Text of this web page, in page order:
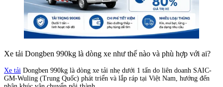
Xe tải Dongben 990kg là dòng xe như thế nào và phù hợp với ai?
Xe tải Dongben 990kg là dòng xe tải nhẹ dưới 1 tấn do liên doanh SAIC-
GM-Wuling (Trung Quốc) phát triển và lắp ráp tại Việt Nam, hướng đến